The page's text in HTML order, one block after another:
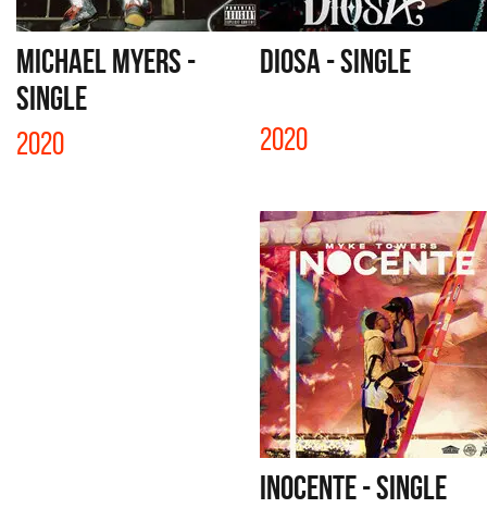
MICHAEL MYERS -
SINGLE
2020
DIOSA - SINGLE
2020
INOCENTE - SINGLE